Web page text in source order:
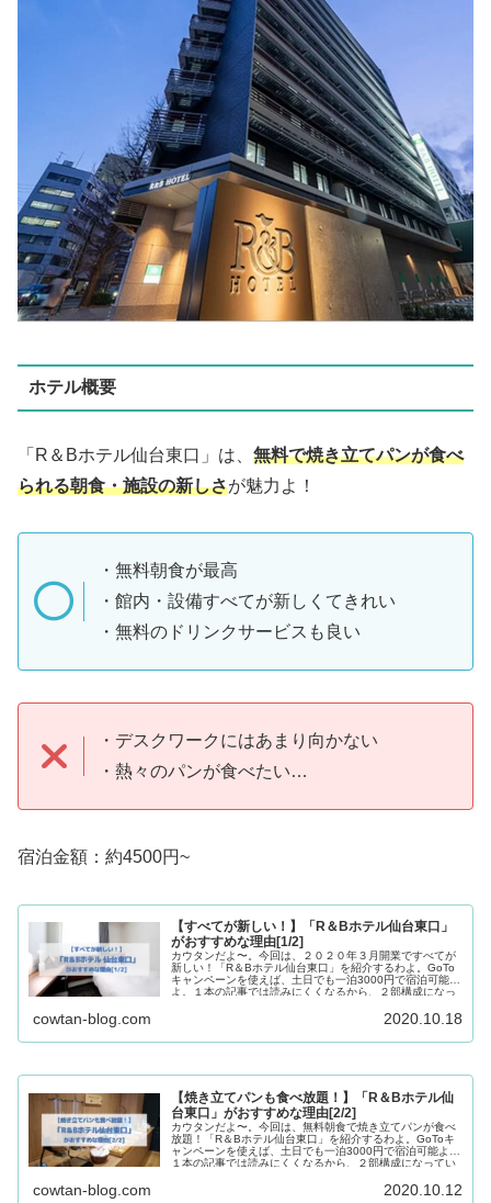
ホテル概要
「R＆Bホテル仙台東口」は、 無料で焼き立てパンが食べ
られる朝食・施設の新しさが魅力よ！
・無料朝食が最高
・館内・設備すべてが新しくてきれい
・無料のドリンクサービスも良い
・デスクワークにはあまり向かない
・熱々のパンが食べたい…
宿泊金額：約4500円~
【すべてが新しい！】「R＆Bホテル仙台東口」
がおすすめな理由[1/2]
カウタンだよ〜。今回は、２０２０年３月開業ですべてが
新しい！「R＆Bホテル仙台東口」を紹介するわよ。GoTo
キャンペーンを使えば、土日でも一泊3000円で宿泊可能
よ。１本の記事では読みにくくなるから、２部構成になっ
cowtan-blog.com 2020.10.18
【焼き立てパンも食べ放題！】「R＆Bホテル仙
台東口」がおすすめな理由[2/2]
カウタンだよ〜。今回は、無料朝食で焼き立てパンが食べ
放題！「R＆Bホテル仙台東口」を紹介するわよ。GoToキ
ャンペーンを使えば、土日でも一泊3000円で宿泊可能よ。
１本の記事では読みにくくなるから、２部構成になってい
cowtan-blog.com 2020.10.12